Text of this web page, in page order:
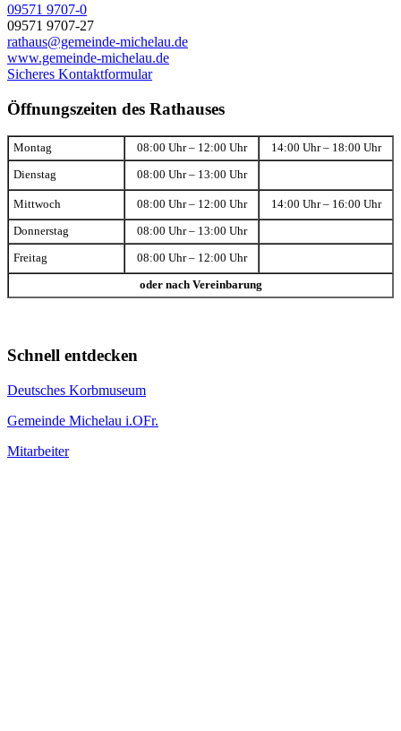
09571 9707-0
09571 9707-27
rathaus@gemeinde-michelau.de
www.gemeinde-michelau.de
Sicheres Kontaktformular
Öffnungszeiten des Rathauses
Montag 08:00 Uhr – 12:00 Uhr 14:00 Uhr – 18:00 Uhr
Dienstag 08:00 Uhr – 13:00 Uhr
Mittwoch 08:00 Uhr – 12:00 Uhr 14:00 Uhr – 16:00 Uhr
Donnerstag 08:00 Uhr – 13:00 Uhr
Freitag 08:00 Uhr – 12:00 Uhr
oder nach Vereinbarung
Schnell entdecken
Deutsches Korbmuseum
Gemeinde Michelau i.OFr.
Mitarbeiter